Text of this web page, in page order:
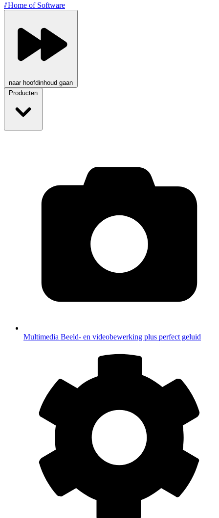
//Home of Software
naar hoofdinhoud gaan
Producten
Multimedia Beeld- en videobewerking plus perfect geluid